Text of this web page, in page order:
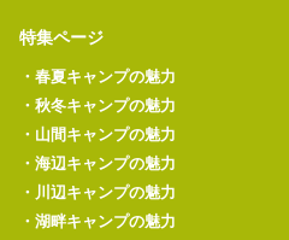
特集ページ
・ 春夏キャンプの魅力
・ 秋冬キャンプの魅力
・ 山間キャンプの魅力
・ 海辺キャンプの魅力
・ 川辺キャンプの魅力
・ 湖畔キャンプの魅力